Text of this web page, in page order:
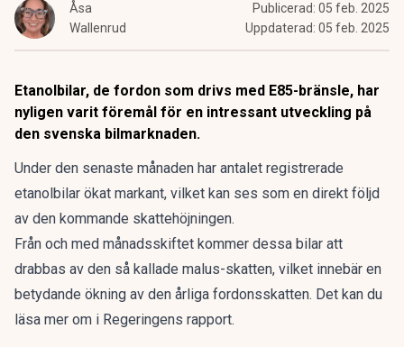
Åsa
Wallenrud
Publicerad: 05 feb. 2025
Uppdaterad: 05 feb. 2025
Etanolbilar, de fordon som drivs med E85-bränsle, har
nyligen varit föremål för en intressant utveckling på
den svenska bilmarknaden.
Under den senaste månaden har antalet registrerade
etanolbilar ökat markant, vilket kan ses som en direkt följd
av den kommande skattehöjningen.
Från och med månadsskiftet kommer dessa bilar att
drabbas av den så kallade malus-skatten, vilket innebär en
betydande ökning av den årliga fordonsskatten. Det kan du
läsa mer om i Regeringens rapport.